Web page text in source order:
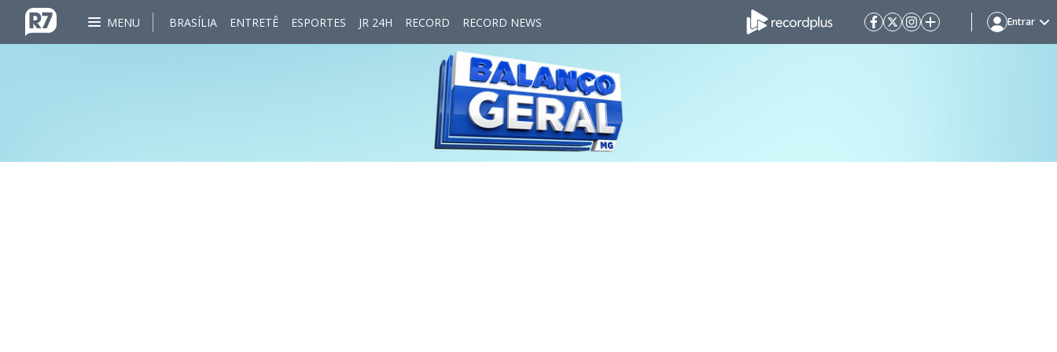
MENU BRASÍLIA ENTRETÊ ESPORTES JR 24H RECORD RECORD NEWS Entrar